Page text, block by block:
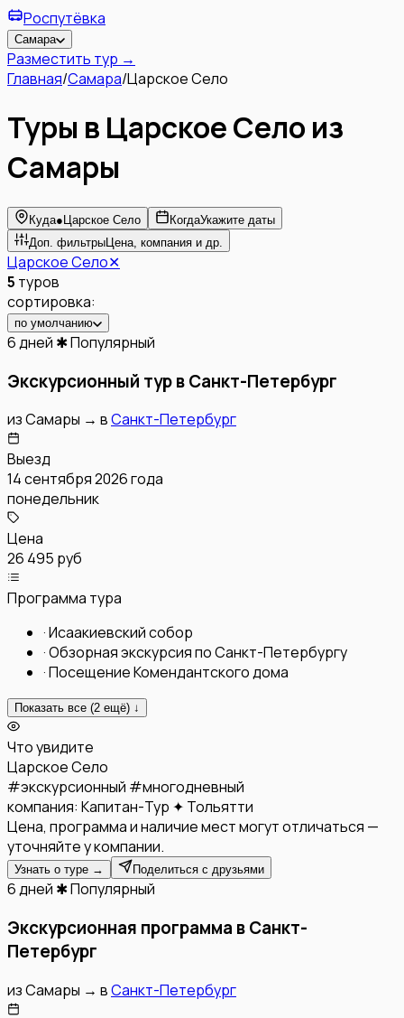
Роспутёвка
Самара
Разместить тур →
Главная/Самара/Царское Село
Туры в Царское Село из
Самары
Куда● Царское Село КогдаУкажите даты
Доп. фильтры Цена, компания и др.
Царское Село✕
5 туров
сортировка:
по умолчанию
6 дней ✱ Популярный
Экскурсионный тур в Санкт-Петербург
изСамары → вСанкт-Петербург
Выезд
14 сентября 2026 года
понедельник
Цена
26 495 руб
Программа тура
·Исаакиевский собор
·Обзорная экскурсия по Санкт-Петербургу
·Посещение Комендантского дома
Показать все (2 ещё) ↓
Что увидите
Царское Село
#экскурсионный #многодневный
компания: Капитан-Тур ✦ Тольятти
Цена, программа и наличие мест могут отличаться —
уточняйте у компании.
Узнать о туре → Поделиться с друзьями
6 дней ✱ Популярный
Экскурсионная программа в Санкт-
Петербург
изСамары → вСанкт-Петербург